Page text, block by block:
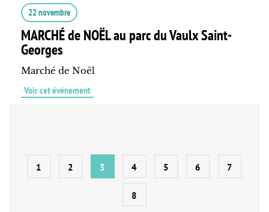
22 novembre
MARCHÉ de NOËL au parc du Vaulx Saint-
Georges
Marché de Noël
Voir cet événement
1 2 3 4 5 6 7
8